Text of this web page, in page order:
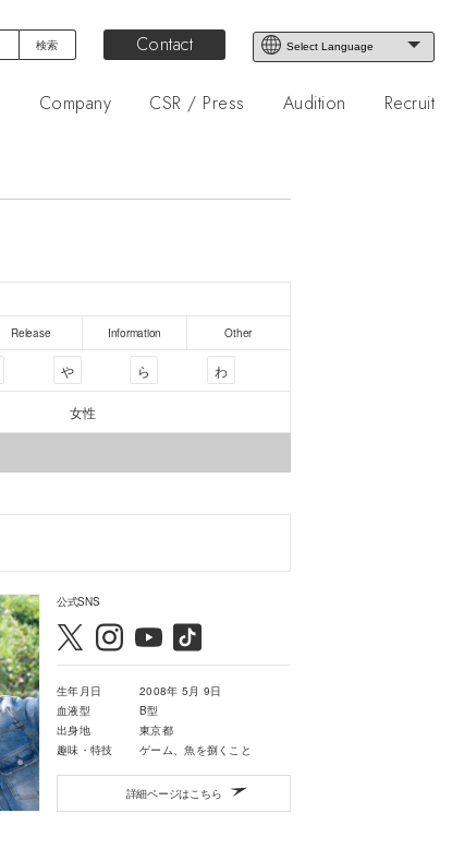
Contact
Company CSR / Press Audition Recruit
Release Information Other
や ら わ
女性
公式SNS
生年月日
2008年 5月 9日
血液型
B型
出身地
東京都
趣味・特技
ゲーム、魚を捌くこと
詳細ページはこちら